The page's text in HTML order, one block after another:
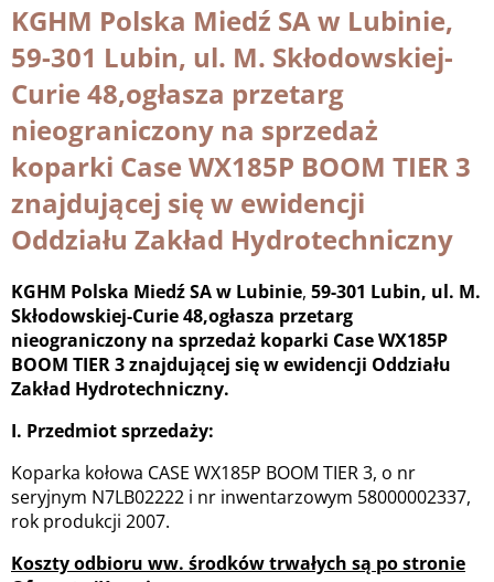
KGHM Polska Miedź SA w Lubinie,
59-301 Lubin, ul. M. Skłodowskiej-
Curie 48,ogłasza przetarg
nieograniczony na sprzedaż
koparki Case WX185P BOOM TIER 3
znajdującej się w ewidencji
Oddziału Zakład Hydrotechniczny
KGHM Polska Miedź SA w Lubinie, 59-301 Lubin, ul. M.
Skłodowskiej-Curie 48,ogłasza przetarg
nieograniczony na sprzedaż koparki Case WX185P
BOOM TIER 3 znajdującej się w ewidencji Oddziału
Zakład Hydrotechniczny.
I. Przedmiot sprzedaży:
Koparka kołowa CASE WX185P BOOM TIER 3, o nr
seryjnym N7LB02222 i nr inwentarzowym 58000002337,
rok produkcji 2007.
Koszty odbioru ww. środków trwałych są po stronie